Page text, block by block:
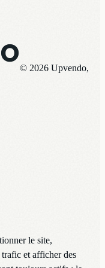
© 2026 Upvendo,
le site,
et afficher des